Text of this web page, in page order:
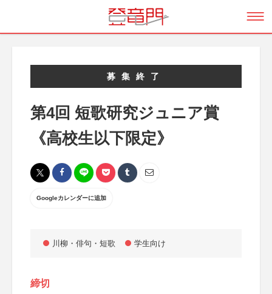
募集終了
第4回 短歌研究ジュニア賞
《高校生以下限定》
Googleカレンダーに追加
川柳・俳句・短歌 学生向け
締切